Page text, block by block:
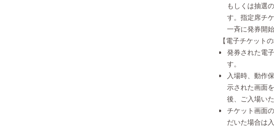
もしくは抽選
す。指定席チ
一斉に発券開
【電子チケットの
発券された電
す。
入場時、動作
示された画面
後、ご入場い
チケット画面
だいた場合は